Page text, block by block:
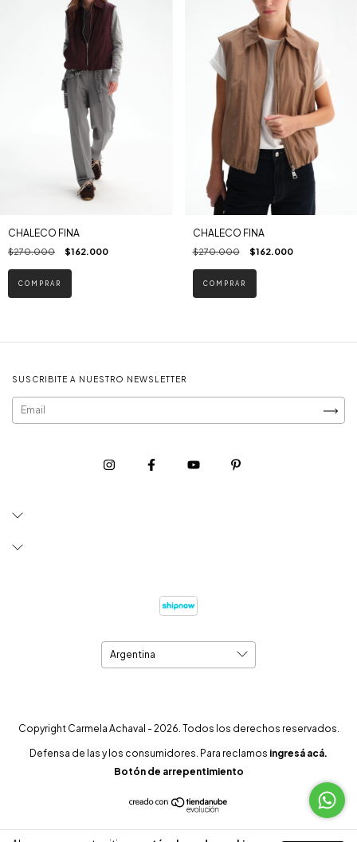
CHALECO FINA
$270.000 $162.000
COMPRAR
CHALECO FINA
$270.000 $162.000
COMPRAR
SUSCRIBITE A NUESTRO NEWSLETTER
Copyright Carmela Achaval - 2026. Todos los derechos reservados.
Defensa de las y los consumidores. Para reclamos ingresá acá.
Botón de arrepentimiento